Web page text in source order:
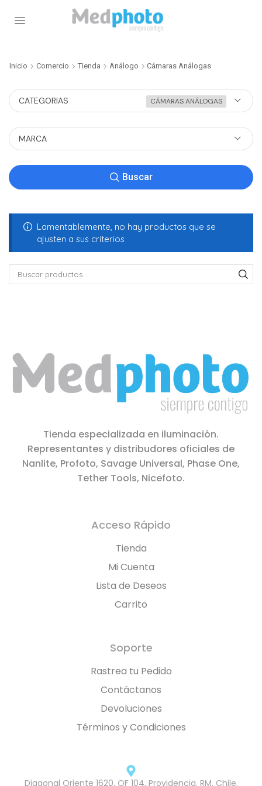
Inicio Comercio Tienda Análogo Cámaras Análogas
CATEGORIAS CÁMARAS ANÁLOGAS
MARCA
Buscar
Lamentablemente, no hay productos que se
ajusten a sus criterios
Tienda especializada en iluminación.
Representantes y distribudores oficiales de
Nanlite, Profoto, Savage Universal, Phase One,
Tether Tools, Nicefoto.
Acceso Rápido
Tienda
Mi Cuenta
Lista de Deseos
Carrito
Soporte
Rastrea tu Pedido
Contáctanos
Devoluciones
Términos y Condiciones
Diagonal Oriente 1620, OF 104, Providencia. RM. Chile.